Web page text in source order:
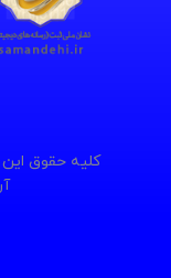
کلیه حقوق